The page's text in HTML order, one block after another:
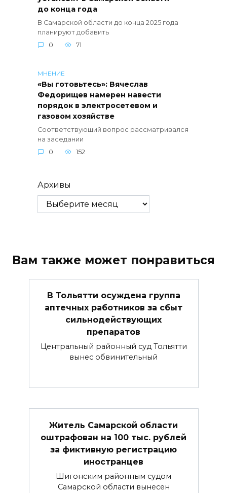
до конца года
В Самарской области до конца 2025 года
планируют добавить
0
71
МНЕНИЕ
«Вы готовьтесь»: Вячеслав
Федорищев намерен навести
порядок в электросетевом и
газовом хозяйстве
Соответствующий вопрос рассматривался
на заседании
0
152
Архивы
Вам также может понравиться
В Тольятти осуждена группа
аптечных работников за сбыт
сильнодействующих
препаратов
Центральный районный суд Тольятти
вынес обвинительный
Житель Самарской области
оштрафован на 100 тыс. рублей
за фиктивную регистрацию
иностранцев
Шигонским районным судом
Самарской области вынесен